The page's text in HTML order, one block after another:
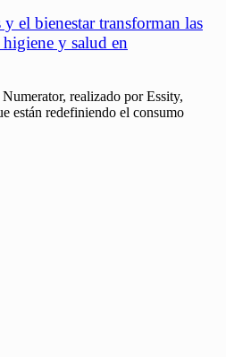
el bienestar transforman las
y salud en
realizado por Essity,
están redefiniendo el consumo